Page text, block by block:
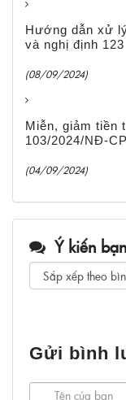
Hướng dẫn xử
và nghị định 123
(08/09/2024)
Miễn, giảm tiền
103/2024/NĐ-
(04/09/2024)
Ý kiến
Gửi bình